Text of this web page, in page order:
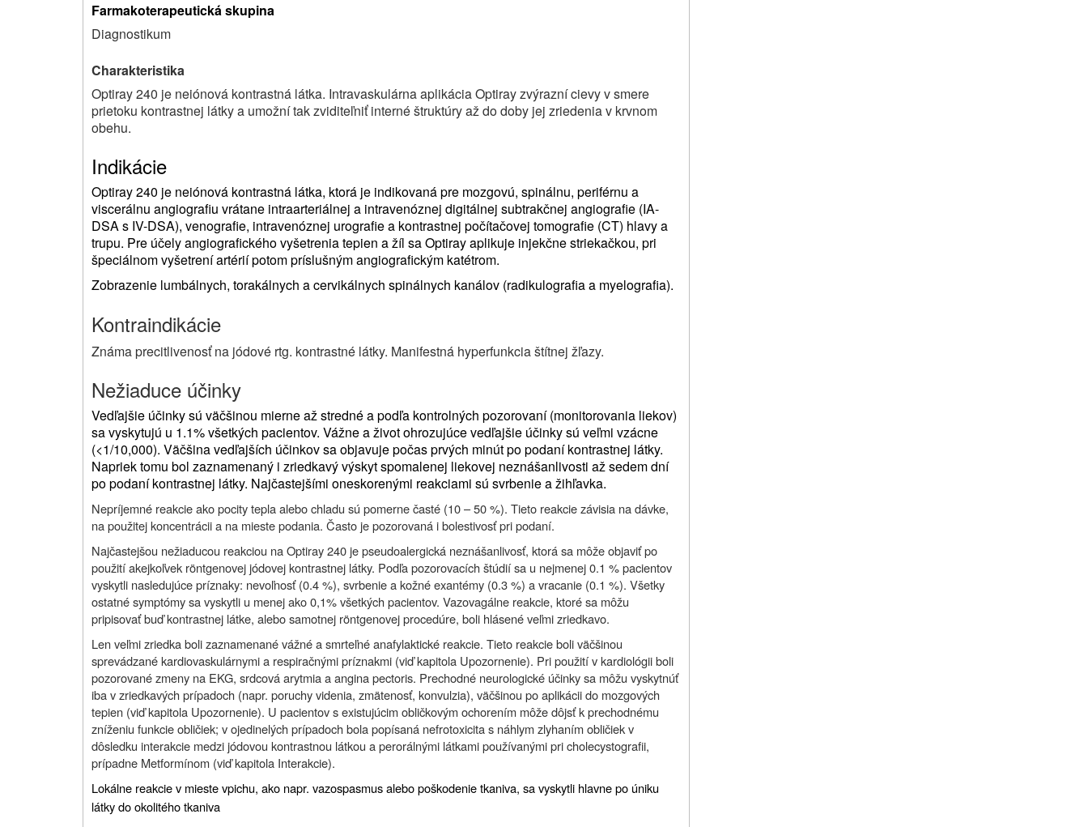
Farmakoterapeutická skupina
Diagnostikum
Charakteristika
Optiray 240 je neiónová kontrastná látka. Intravaskulárna aplikácia Optiray zvýrazní cievy v smere
prietoku kontrastnej látky a umožní tak zviditeľniť interné štruktúry až do doby jej zriedenia v krvnom
obehu.
Indikácie
Optiray 240 je neiónová kontrastná látka, ktorá je indikovaná pre mozgovú, spinálnu, periférnu a
viscerálnu angiografiu vrátane intraarteriálnej a intravenóznej digitálnej subtrakčnej angiografie (IA-
DSA s IV-DSA), venografie, intravenóznej urografie a kontrastnej počítačovej tomografie (CT) hlavy a
trupu. Pre účely angiografického vyšetrenia tepien a žíl sa Optiray aplikuje injekčne striekačkou, pri
špeciálnom vyšetrení artérií potom príslušným angiografickým katétrom.
Zobrazenie lumbálnych, torakálnych a cervikálnych spinálnych kanálov (radikulografia a myelografia).
Kontraindikácie
Známa precitlivenosť na jódové rtg. kontrastné látky. Manifestná hyperfunkcia štítnej žľazy.
Nežiaduce účinky
Vedľajšie účinky sú väčšinou mierne až stredné a podľa kontrolných pozorovaní (monitorovania liekov)
sa vyskytujú u 1.1% všetkých pacientov. Vážne a život ohrozujúce vedľajšie účinky sú veľmi vzácne
(<1/10,000). Väčšina vedľajších účinkov sa objavuje počas prvých minút po podaní kontrastnej látky.
Napriek tomu bol zaznamenaný i zriedkavý výskyt spomalenej liekovej neznášanlivosti až sedem dní
po podaní kontrastnej látky. Najčastejšími oneskorenými reakciami sú svrbenie a žihľavka.
Nepríjemné reakcie ako pocity tepla alebo chladu sú pomerne časté (10 – 50 %). Tieto reakcie závisia na dávke,
na použitej koncentrácii a na mieste podania. Často je pozorovaná i bolestivosť pri podaní.
Najčastejšou nežiaducou reakciou na Optiray 240 je pseudoalergická neznášanlivosť, ktorá sa môže objaviť po
použití akejkoľvek röntgenovej jódovej kontrastnej látky. Podľa pozorovacích štúdií sa u nejmenej 0.1 % pacientov
vyskytli nasledujúce príznaky: nevoľnosť (0.4 %), svrbenie a kožné exantémy (0.3 %) a vracanie (0.1 %). Všetky
ostatné symptómy sa vyskytli u menej ako 0,1% všetkých pacientov. Vazovagálne reakcie, ktoré sa môžu
pripisovať buď kontrastnej látke, alebo samotnej röntgenovej procedúre, boli hlásené veľmi zriedkavo.
Len veľmi zriedka boli zaznamenané vážné a smrteľné anafylaktické reakcie. Tieto reakcie boli väčšinou
sprevádzané kardiovaskulárnymi a respiračnými príznakmi (viď kapitola Upozornenie). Pri použití v kardiológii boli
pozorované zmeny na EKG, srdcová arytmia a angina pectoris. Prechodné neurologické účinky sa môžu vyskytnúť
iba v zriedkavých prípadoch (napr. poruchy videnia, zmätenosť, konvulzia), väčšinou po aplikácii do mozgových
tepien (viď kapitola Upozornenie). U pacientov s existujúcim obličkovým ochorením môže dôjsť k prechodnému
zníženiu funkcie obličiek; v ojedinelých prípadoch bola popísaná nefrotoxicita s náhlym zlyhaním obličiek v
dôsledku interakcie medzi jódovou kontrastnou látkou a perorálnými látkami používanými pri cholecystografii,
prípadne Metformínom (viď kapitola Interakcie).
Lokálne reakcie v mieste vpichu, ako napr. vazospasmus alebo poškodenie tkaniva, sa vyskytli hlavne po úniku
látky do okolitého tkaniva